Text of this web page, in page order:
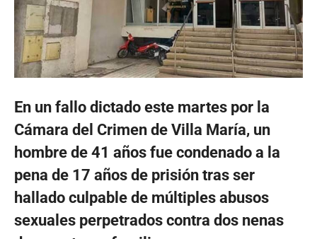
En un fallo dictado este martes por la
Cámara del Crimen de Villa María, un
hombre de 41 años fue condenado a la
pena de 17 años de prisión tras ser
hallado culpable de múltiples abusos
sexuales perpetrados contra dos nenas